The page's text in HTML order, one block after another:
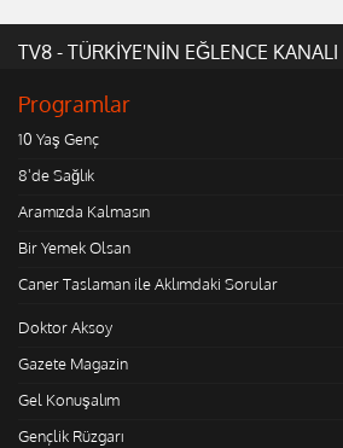
TV8 - TÜRKİYE'NİN EĞLENCE KANALI
Programlar
10 Yaş Genç
8'de Sağlık
Aramızda Kalmasın
Bir Yemek Olsan
Caner Taslaman ile Aklımdaki Sorular
Doktor Aksoy
Gazete Magazin
Gel Konuşalım
Gençlik Rüzgarı